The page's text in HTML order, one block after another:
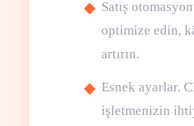
Satış
optimize edin,
artırın.
Esnek ayarlar.
işletmenizin